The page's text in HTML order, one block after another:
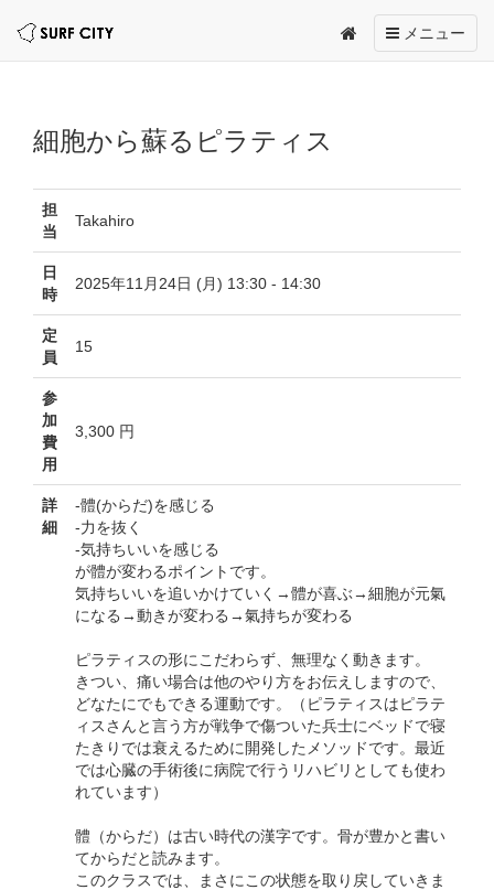
Toggle
navigation
メニュー
細胞から蘇るピラティス
担
当
Takahiro
日
時
2025年11月24日 (月) 13:30 - 14:30
定
員
15
参
加
費
用
3,300 円
詳
細
-體(からだ)を感じる
-力を抜く
-気持ちいいを感じる
が體が変わるポイントです。
気持ちいいを追いかけていく→體が喜ぶ→細胞が元氣
になる→動きが変わる→氣持ちが変わる
ピラティスの形にこだわらず、無理なく動きます。
きつい、痛い場合は他のやり方をお伝えしますので、
どなたにでもできる運動です。（ピラティスはピラテ
ィスさんと言う方が戦争で傷ついた兵士にベッドで寝
たきりでは衰えるために開発したメソッドです。最近
では心臓の手術後に病院で行うリハビリとしても使わ
れています）
體（からだ）は古い時代の漢字です。骨が豊かと書い
てからだと読みます。
このクラスでは、まさにこの状態を取り戻していきま